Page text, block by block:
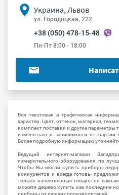
Украина, Львов
ул. Городоцкая, 222
+38 (050) 478-15-48
Пн-Пт 8:00 - 18:00
Вся текстовая и графическая
характер. Цвет, оттенок, материал,
комплект поставки и другие параметры
изменяться в зависимости от партии
Более подробную информацию
Ведущий интернет-магазин
измерительного оборудования по
Чтобы Вы могли купить приборы
конкурентов и всегда готовы
только качественные товары по
можете дешево купить как последние